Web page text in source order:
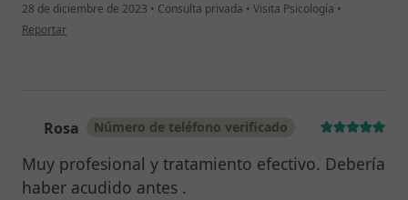
28 de diciembre de 2023 • Consulta privada • Visita Psicología •
en opinión del usuario Olga
Reportar
Rosa Número de teléfono verificado
Muy profesional y tratamiento efectivo. Debería
haber acudido antes .